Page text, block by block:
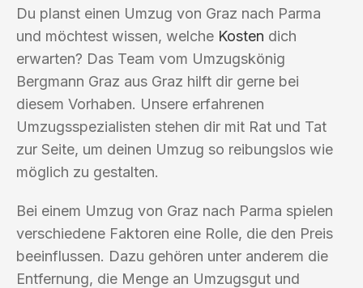
Du planst einen Umzug von Graz nach Parma
und möchtest wissen, welche Kosten dich
erwarten? Das Team vom Umzugskönig
Bergmann Graz aus Graz hilft dir gerne bei
diesem Vorhaben. Unsere erfahrenen
Umzugsspezialisten stehen dir mit Rat und Tat
zur Seite, um deinen Umzug so reibungslos wie
möglich zu gestalten.
Bei einem Umzug von Graz nach Parma spielen
verschiedene Faktoren eine Rolle, die den Preis
beeinflussen. Dazu gehören unter anderem die
Entfernung, die Menge an Umzugsgut und